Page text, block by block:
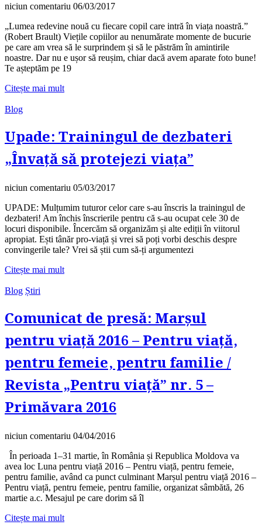
niciun comentariu 06/03/2017
„Lumea redevine nouă cu fiecare copil care intră în viața noastră.”
(Robert Brault) Viețile copiilor au nenumărate momente de bucurie
pe care am vrea să le surprindem și să le păstrăm în amintirile
noastre. Dar nu e ușor să reușim, chiar dacă avem aparate foto bune!
Te așteptăm pe 19
Citește mai mult
Blog
Upade: Trainingul de dezbateri
„Învață să protejezi viața”
niciun comentariu 05/03/2017
UPADE: Mulțumim tuturor celor care s-au înscris la trainingul de
dezbateri! Am închis înscrierile pentru că s-au ocupat cele 30 de
locuri disponibile. Încercăm să organizăm și alte ediții în viitorul
apropiat. Ești tânăr pro-viață și vrei să poți vorbi deschis despre
convingerile tale? Vrei să știi cum să-ți argumentezi
Citește mai mult
Blog Știri
Comunicat de presă: Marșul
pentru viață 2016 – Pentru viață,
pentru femeie, pentru familie /
Revista „Pentru viață” nr. 5 –
Primăvara 2016
niciun comentariu 04/04/2016
În perioada 1–31 martie, în România și Republica Moldova va
avea loc Luna pentru viață 2016 – Pentru viață, pentru femeie,
pentru familie, având ca punct culminant Marșul pentru viață 2016 –
Pentru viață, pentru femeie, pentru familie, organizat sâmbătă, 26
martie a.c. Mesajul pe care dorim să îl
Citește mai mult